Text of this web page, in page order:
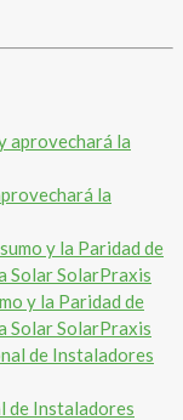
la
y la Paridad de
Solar SolarPraxis
de Instaladores